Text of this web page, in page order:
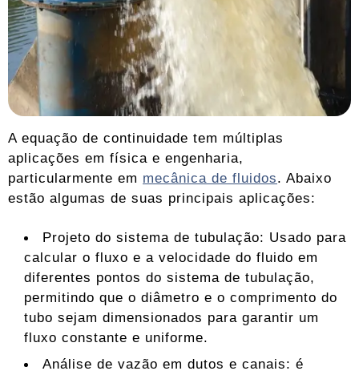
A equação de continuidade tem múltiplas
aplicações em física e engenharia,
particularmente em mecânica de fluidos. Abaixo
estão algumas de suas principais aplicações:
Projeto do sistema de tubulação: Usado para
calcular o fluxo e a velocidade do fluido em
diferentes pontos do sistema de tubulação,
permitindo que o diâmetro e o comprimento do
tubo sejam dimensionados para garantir um
fluxo constante e uniforme.
Análise de vazão em dutos e canais: é